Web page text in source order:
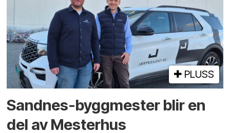
PLUSS
Sandnes-byggmester blir en
del av Mesterhus